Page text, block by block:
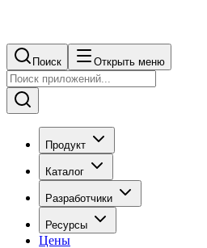
Поиск Открыть меню
Продукт
Каталог
Разработчики
Ресурсы
Цены